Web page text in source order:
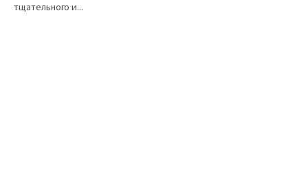
тщательного и...